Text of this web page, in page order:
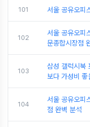
101 서울 공유오피
102
서울 공유오피
문종합시장점
103
삼성 갤럭시북
보다 가성비
104
서울 공유오피
점 완벽 분석